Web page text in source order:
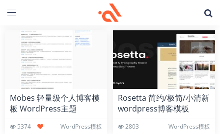
Mobes 轻量级个人博客模
板 WordPress主题
5374 WordPress模板
Rosetta 简约/极简/小清新
wordpress博客模板
2803 WordPress模板